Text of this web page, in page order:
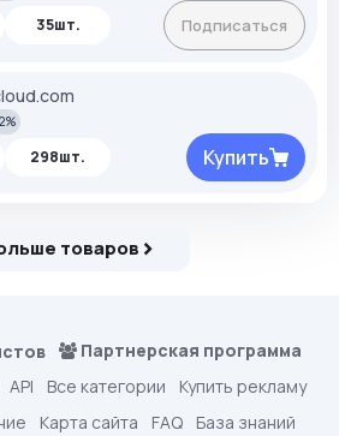
35шт. Подписаться
2%
298шт. Купить
товаров
Партнерская программа
API Все категории
Купить рекламу
Карта сайта FAQ
База знаний